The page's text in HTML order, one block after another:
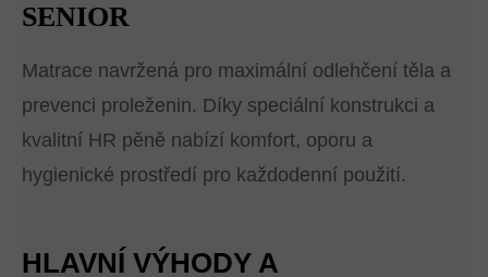
SENIOR
Matrace navržená pro maximální odlehčení těla a
prevenci proleženin. Díky speciální konstrukci a
kvalitní HR pěně nabízí komfort, oporu a
hygienické prostředí pro každodenní použití.
HLAVNÍ VÝHODY A